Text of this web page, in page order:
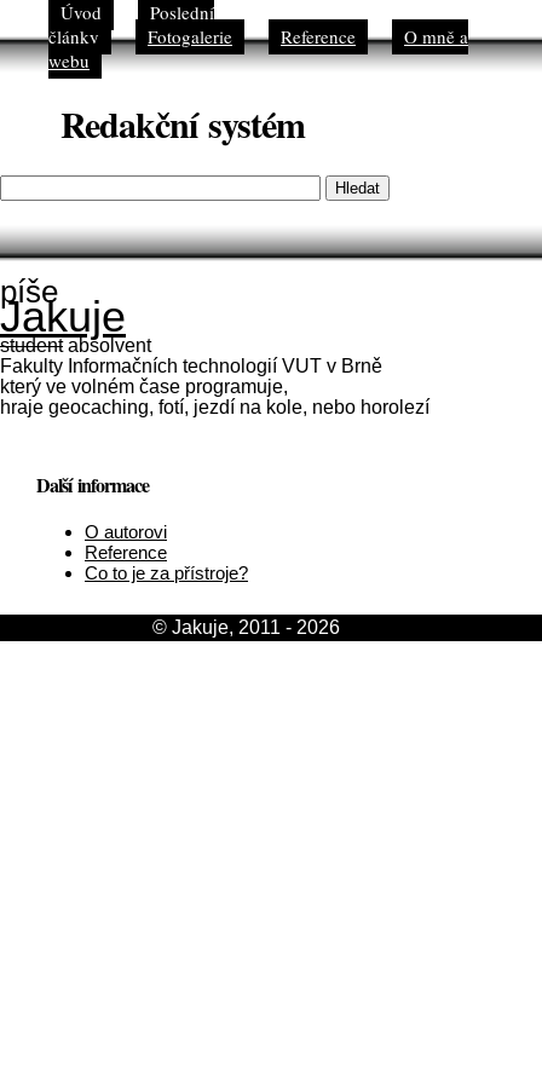
Úvod
Poslední
články
Fotogalerie Reference
O mně a
webu
Redakční systém
Hledat
píše
Jakuje
studentabsolvent
Fakulty Informačních technologií VUT v Brně
který ve volném čase programuje,
hraje geocaching, fotí, jezdí na kole, nebo horolezí
Další informace
O autorovi
Reference
Co to je za přístroje?
© Jakuje, 2011 - 2026